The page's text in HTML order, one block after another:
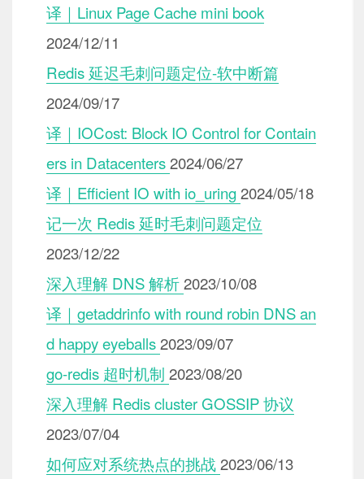
译｜Linux Page Cache mini book
2024/12/11
Redis 延迟毛刺问题定位-软中断篇
2024/09/17
译｜IOCost: Block IO Control for Contain
ers in Datacenters2024/06/27
译｜Efficient IO with io_uring2024/05/18
记一次 Redis 延时毛刺问题定位
2023/12/22
深入理解 DNS 解析2023/10/08
译｜getaddrinfo with round robin DNS an
d happy eyeballs2023/09/07
go-redis 超时机制 2023/08/20
深入理解 Redis cluster GOSSIP 协议
2023/07/04
如何应对系统热点的挑战2023/06/13